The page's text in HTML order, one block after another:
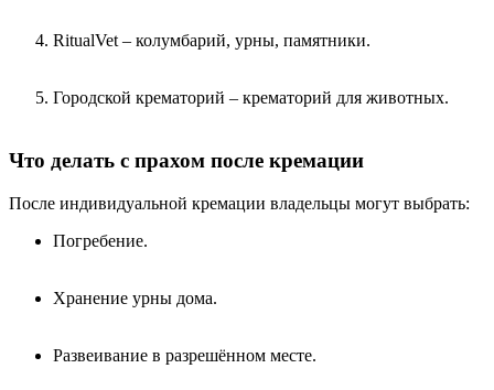
RitualVet – колумбарий, урны, памятники.
Городской крематорий – крематорий для животных.
Что делать с прахом после кремации
После индивидуальной кремации владельцы могут выбрать:
Погребение.
Хранение урны дома.
Развеивание в разрешённом месте.